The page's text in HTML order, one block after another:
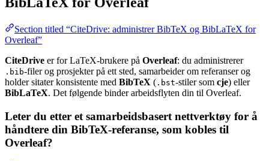
Section titled “CiteDrive: administrer BibTeX og BibLaTeX for
Overleaf”
CiteDrive er for LaTeX-brukere på Overleaf: du administrerer
.bib-filer og prosjekter på ett sted, samarbeider om referanser og
holder sitater konsistente med BibTeX ( .bst-stiler som cje) eller
BibLaTeX. Det følgende binder arbeidsflyten din til Overleaf.
Leter du etter et samarbeidsbasert nettverktøy for å
håndtere din BibTeX-referanse, som kobles til
Overleaf?